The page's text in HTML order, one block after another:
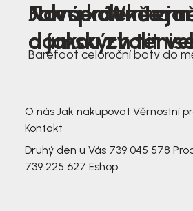
Nová kolekce
dámských
Jak správně
a jakou zvolit
Farmer Winter
Barefoot celoroční boty do
O nás Jak nakupovat Věrnostní
Kontakt
Druhý den u Vás 739 045 578
739 225 627 Eshop